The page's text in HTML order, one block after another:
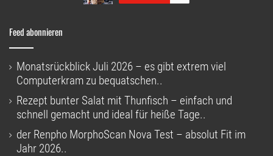
Feed abonnieren
Monatsrückblick Juli 2026 – es gibt extrem viel
Computerkram zu bequatschen..
Rezept bunter Salat mit Thunfisch – einfach und
schnell gemacht und ideal für heiße Tage..
der Renpho MorphoScan Nova Test – absolut Fit im
Jahr 2026..